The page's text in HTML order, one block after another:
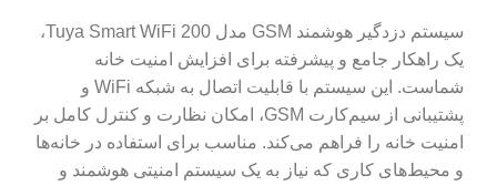
سیستم دزدگیر هوشمند GSM مدل Tuya Smart WiFi 200،
یک راهکار جامع و پیشرفته برای افزایش امنیت خانه
شماست. این سیستم با قابلیت اتصال به شبکه WiFi و
پشتیبانی از سیم‌کارت GSM، امکان نظارت و کنترل کامل بر
امنیت خانه را فراهم می‌کند. مناسب برای استفاده در خانه‌ها
و محیط‌های کاری که نیاز به یک سیستم امنیتی هوشمند و